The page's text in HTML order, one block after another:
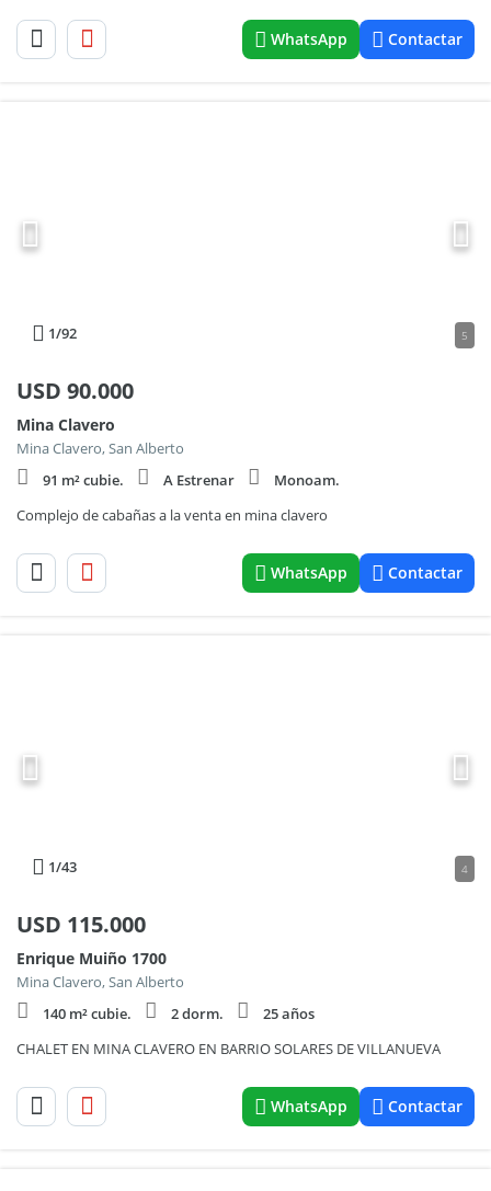
WhatsApp Contactar
1/92 5
USD 90.000
Mina Clavero
Mina Clavero, San Alberto
91 m² cubie.
A Estrenar
Monoam.
Complejo de cabañas a la venta en mina clavero
WhatsApp Contactar
1/43 4
USD 115.000
Enrique Muiño 1700
Mina Clavero, San Alberto
140 m² cubie.
2 dorm.
25 años
CHALET EN MINA CLAVERO EN BARRIO SOLARES DE VILLANUEVA
WhatsApp Contactar